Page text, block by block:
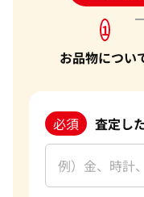
1
お品物につい
必須 査定し